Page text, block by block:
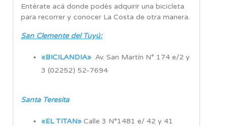
Entérate acá donde podés adquirir una bicicleta
para recorrer y conocer La Costa de otra manera.
San Clemente del Tuyú:
«BICILANDIA» Av. San Martín N° 174 e/2 y
3 (02252) 52-7694
Santa Teresita
«EL TITAN» Calle 3 N°1481 e/ 42 y 41